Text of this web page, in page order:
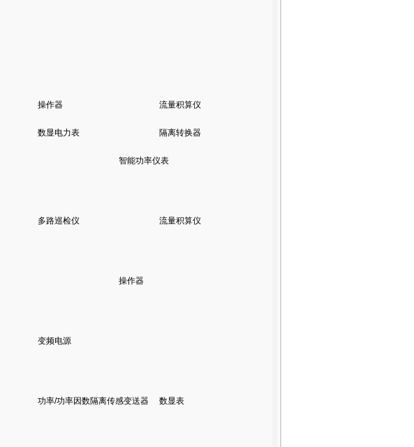
操作器 流量积算仪
数显电力表 隔离转换器
智能功率仪表
多路巡检仪 流量积算仪
操作器
变频电源
功率/功率因数隔离传感变送器 数显表